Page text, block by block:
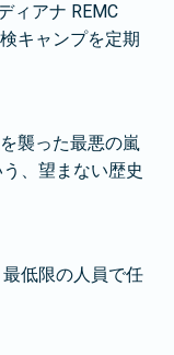
ィアナ REMC
キャンプを定期
襲った最悪の嵐
、望まない歴史
低限の人員で任